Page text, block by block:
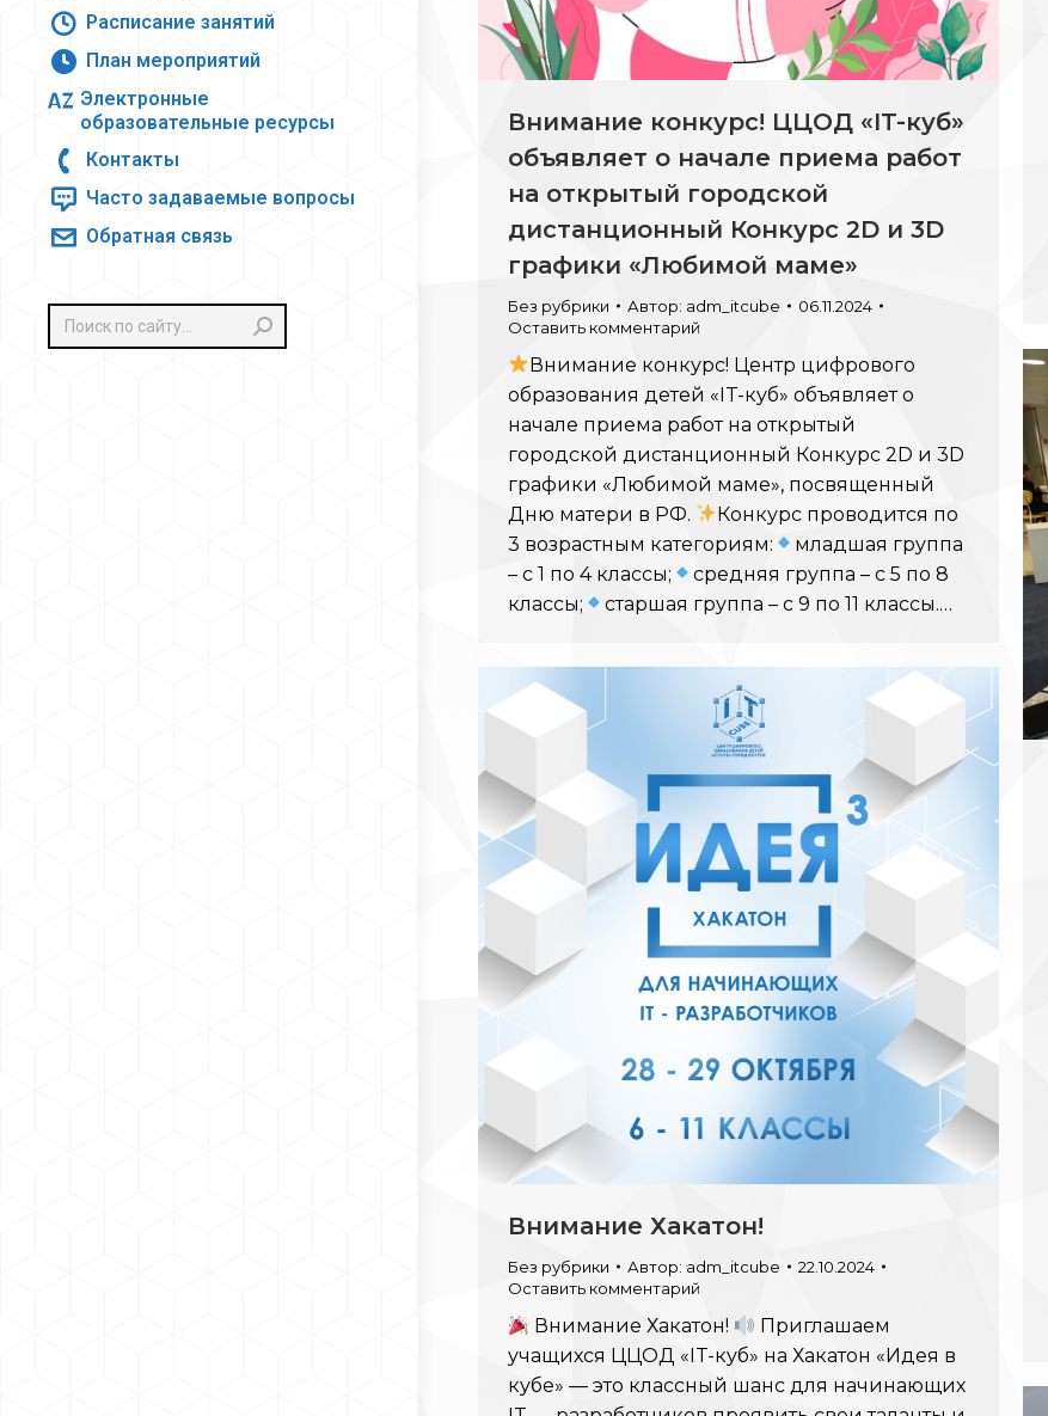
Расписание занятий
План мероприятий
Электронные
образовательные ресурсы
Контакты
Часто задаваемые вопросы
Обратная связь
Поиск:
Внимание конкурс! ЦЦОД «IT-куб»
объявляет о начале приема работ
на открытый городской
дистанционный Конкурс 2D и 3D
графики «Любимой маме»
Без рубрики Автор: adm_itcube
06.11.2024
Оставить комментарий
Внимание конкурс! Центр цифрового
образования детей «IT-куб» объявляет о
начале приема работ на открытый
городской дистанционный Конкурс 2D и 3D
графики «Любимой маме», посвященный
Дню матери в РФ.
Конкурс проводится по
3 возрастным категориям:
младшая группа
– с 1 по 4 классы;
средняя группа – с 5 по 8
классы;
старшая группа – с 9 по 11 классы.…
Внимание Хакатон!
Без рубрики Автор: adm_itcube
22.10.2024
Оставить комментарий
Внимание Хакатон!
Приглашаем
учащихся ЦЦОД «IT-куб» на Хакатон «Идея в
кубе» — это классный шанс для начинающих